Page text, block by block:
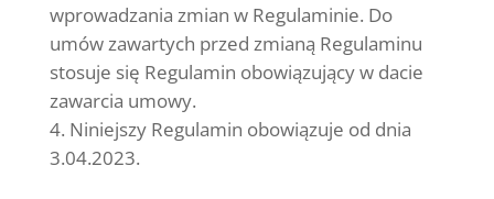
wprowadzania zmian w Regulaminie. Do
umów zawartych przed zmianą Regulaminu
stosuje się Regulamin obowiązujący w dacie
zawarcia umowy.
Niniejszy Regulamin obowiązuje od dnia
3.04.2023.